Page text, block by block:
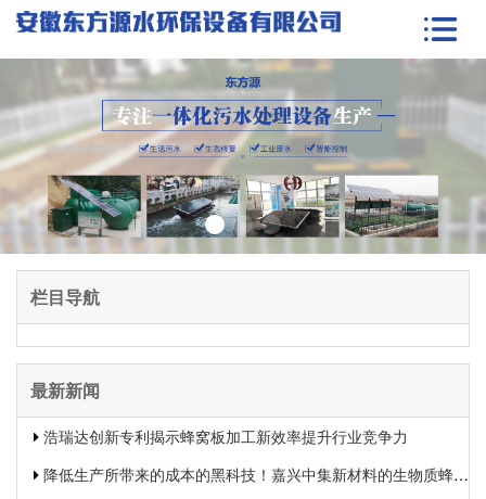
栏目导航
最新新闻
浩瑞达创新专利揭示蜂窝板加工新效率提升行业竞争力
降低生产所带来的成本的黑科技！嘉兴中集新材料的生物质蜂窝板专利申报引发热议